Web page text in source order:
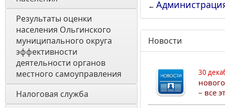
Результаты оценки
населения Ольгинского
муниципального округа
эффективности
деятельности органов
местного самоуправления
Налоговая служба
←
Новости
30
– все